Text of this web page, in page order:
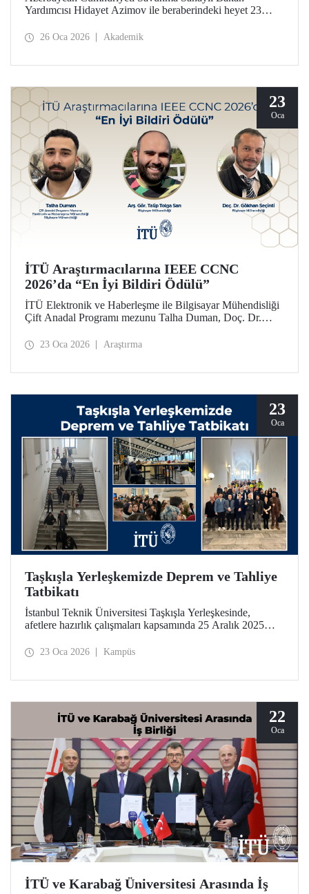
Yardımcısı Hidayet Azimov ile beraberindeki heyet 23
ziyarette bulundu.
26 Oca 2026 Akademik
23
Oca
İTÜ Araştırmacılarına IEEE CCNC
2026’da “En İyi Bildiri Ödülü”
İTÜ Elektronik ve Haberleşme ile Bilgisayar Mühendisliği
Çift Anadal Programı mezunu Talha Duman, Doç. Dr.
kapsamında, Arş. Gör. Talip Tolga Sarı ile birlikte sunduğu
23 Oca 2026 Araştırma
23
Oca
Taşkışla Yerleşkemizde Deprem ve Tahliye
Tatbikatı
İstanbul Teknik Üniversitesi Taşkışla Yerleşkesinde,
afetlere hazırlık çalışmaları kapsamında 25 Aralık 2025
olası bir deprem anında bina tahliye süreçlerinin
23 Oca 2026 Kampüs
22
Oca
İTÜ ve Karabağ Üniversitesi Arasında İş